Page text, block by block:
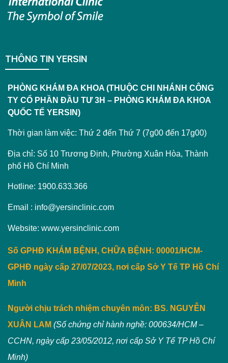
THÔNG TIN YERSIN
PHÒNG KHÁM ĐA KHOA (THUỘC CHI NHÁNH CÔNG
TY CỔ PHẦN ĐẦU TƯ 3H – PHÒNG KHÁM ĐA KHOA
QUỐC TẾ YERSIN)
Thời gian làm việc: Thứ 2 đến Thứ 7 (7g00 đến 17g00)
Địa chỉ: Số 10 Trương Định, Phường Xuân Hòa, Thành
phố Hồ Chí Minh
Hotline: 1900.633.366
Email : info@yersinclinic.com
Website: www.yersinclinic.com
Số GPHĐ KHÁM BỆNH, CHỮA BỆNH: 00001/HCM-
GPHĐ ngày cấp 27/07/2023, nơi cấp Sở Y Tế TP Hồ Chí
Minh
Người chịu trách nhiệm chuyên môn: BS. NGUYỄN
XUÂN LAM (Số chứng chỉ hành nghề: 000634/HCM –
CCHN, ngày cấp 23/05/2012, nơi cấp Sở Y Tế TP Hồ Chí
Minh)